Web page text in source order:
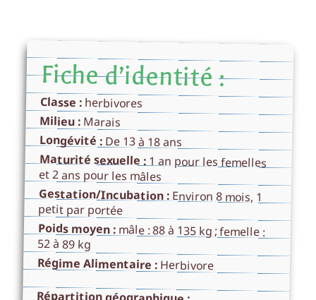
Fiche d’identité :
Classe :herbivores
Milieu : Marais
Longévité :De 13 à 18 ans
Maturité sexuelle :1 an pour les femelles
et 2 ans pour les mâles
Gestation/Incubation :Environ 8 mois, 1
petit par portée
Poids moyen :mâle : 88 à 135 kg ; femelle :
52 à 89 kg
Régime Alimentaire :Herbivore